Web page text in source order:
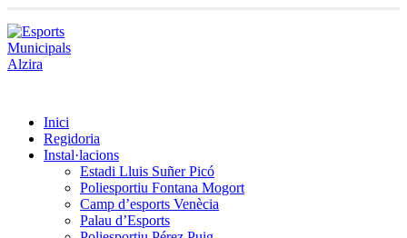
Inici
Regidoria
Instal·lacions
Estadi Lluis Suñer Picó
Poliesportiu Fontana Mogort
Camp d’esports Venècia
Palau d’Esports